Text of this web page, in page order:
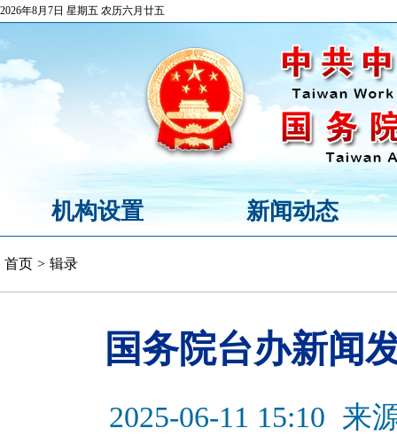
2026年8月7日 星期五 农历六月廿五
机构设置 新闻动态
首页 > 辑录
国务院台办新闻
2025-06-11 15:10 来